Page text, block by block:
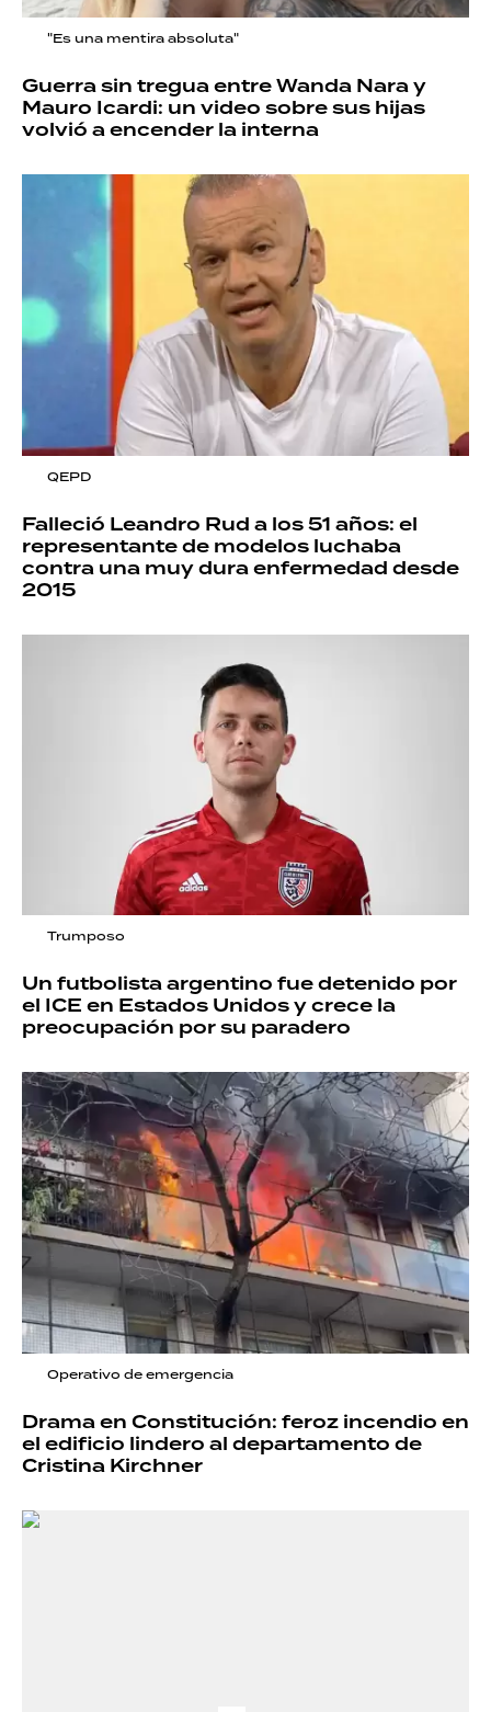
"Es una mentira absoluta"
Guerra sin tregua entre Wanda Nara y
Mauro Icardi: un video sobre sus hijas
volvió a encender la interna
QEPD
Falleció Leandro Rud a los 51 años: el
representante de modelos luchaba
contra una muy dura enfermedad desde
2015
Trumposo
Un futbolista argentino fue detenido por
el ICE en Estados Unidos y crece la
preocupación por su paradero
Operativo de emergencia
Drama en Constitución: feroz incendio en
el edificio lindero al departamento de
Cristina Kirchner